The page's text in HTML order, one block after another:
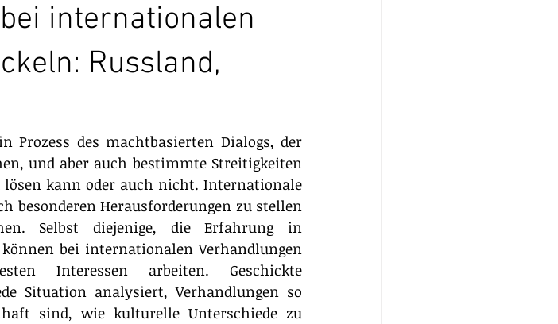
internationalen
Russland,
des machtbasierten Dialogs, der
und aber auch bestimmte Streitigkeiten
kann oder auch nicht. Internationale
besonderen Herausforderungen zu stellen
bei internationalen Verhandlungen
Interessen arbeiten. Geschickte
Situation analysiert, Verhandlungen so
sind, wie kulturelle Unterschiede zu